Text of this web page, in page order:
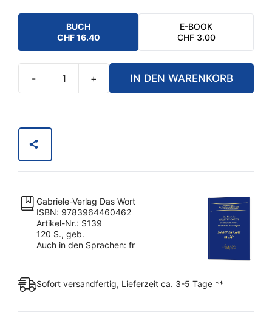
BUCH
CHF16.40
E-BOOK
CHF3.00
-
Näher
+ IN DEN WARENKORB
Gabriele-Verlag Das Wort
ISBN: 9783964460462
Artikel-Nr.: S139
120 S., geb.
Auch in den Sprachen: fr
Sofort versandfertig, Lieferzeit ca. 3-5 Tage **